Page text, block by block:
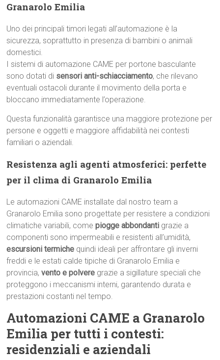
Granarolo Emilia
Uno dei principali timori legati all’automazione è la
sicurezza, soprattutto in presenza di bambini o animali
domestici.
I sistemi di automazione CAME per portone basculante
sono dotati di sensori anti-schiacciamento, che rilevano
eventuali ostacoli durante il movimento della porta e
bloccano immediatamente l’operazione.
Questa funzionalità garantisce una maggiore protezione per
persone e oggetti e maggiore affidabilità nei contesti
familiari o aziendali.
Resistenza agli agenti atmosferici: perfette
per il clima di Granarolo Emilia
Le automazioni CAME installate dal nostro team a
Granarolo Emilia sono progettate per resistere a condizioni
climatiche variabili, comepiogge abbondanti grazie a
componenti sono impermeabili e resistenti all’umidità,
escursioni termiche quindi ideali per affrontare gli inverni
freddi e le estati calde tipiche di Granarolo Emilia e
provincia,vento e polvere grazie a sigillature speciali che
proteggono i meccanismi interni, garantendo durata e
prestazioni costanti nel tempo.
Automazioni CAME a Granarolo
Emilia per tutti i contesti:
residenziali e aziendali